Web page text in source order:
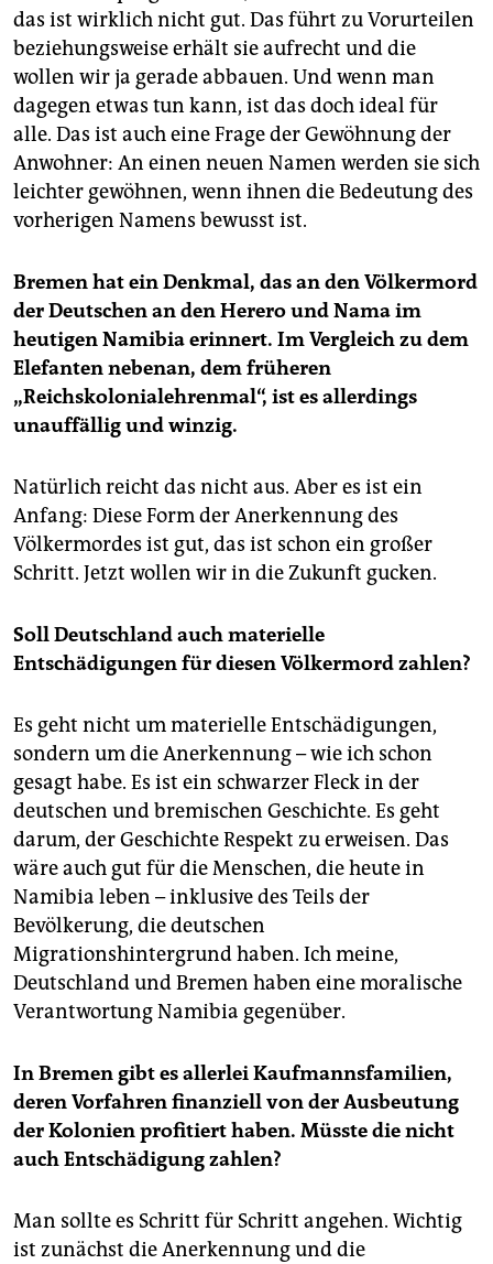
das ist wirklich nicht gut. Das führt zu Vorurteilen
beziehungsweise erhält sie aufrecht und die
wollen wir ja gerade abbauen. Und wenn man
dagegen etwas tun kann, ist das doch ideal für
alle. Das ist auch eine Frage der Gewöhnung der
Anwohner: An einen neuen Namen werden sie sich
leichter gewöhnen, wenn ihnen die Bedeutung des
vorherigen Namens bewusst ist.
Bremen hat ein Denkmal, das an den Völkermord
der Deutschen an den Herero und Nama im
heutigen Namibia erinnert. Im Vergleich zu dem
Elefanten nebenan, dem früheren
„Reichskolonialehrenmal“, ist es allerdings
unauffällig und winzig.
Natürlich reicht das nicht aus. Aber es ist ein
Anfang: Diese Form der Anerkennung des
Völkermordes ist gut, das ist schon ein großer
Schritt. Jetzt wollen wir in die Zukunft gucken.
Soll Deutschland auch materielle
Entschädigungen für diesen Völkermord zahlen?
Es geht nicht um materielle Entschädigungen,
sondern um die Anerkennung – wie ich schon
gesagt habe. Es ist ein schwarzer Fleck in der
deutschen und bremischen Geschichte. Es geht
darum, der Geschichte Respekt zu erweisen. Das
wäre auch gut für die Menschen, die heute in
Namibia leben – inklusive des Teils der
Bevölkerung, die deutschen
Migrationshintergrund haben. Ich meine,
Deutschland und Bremen haben eine moralische
Verantwortung Namibia gegenüber.
In Bremen gibt es allerlei Kaufmannsfamilien,
deren Vorfahren finanziell von der Ausbeutung
der Kolonien profitiert haben. Müsste die nicht
auch Entschädigung zahlen?
Man sollte es Schritt für Schritt angehen. Wichtig
ist zunächst die Anerkennung und die